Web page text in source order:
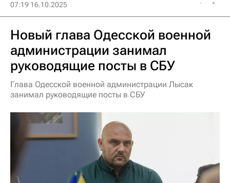
07:19 16.10.2025
Новый глава Одесской военной
администрации занимал
руководящие посты в СБУ
Глава Одесской военной администрации Лысак
занимал руководящие посты в СБУ